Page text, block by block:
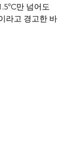
만 넘어도
라고 경고한 바